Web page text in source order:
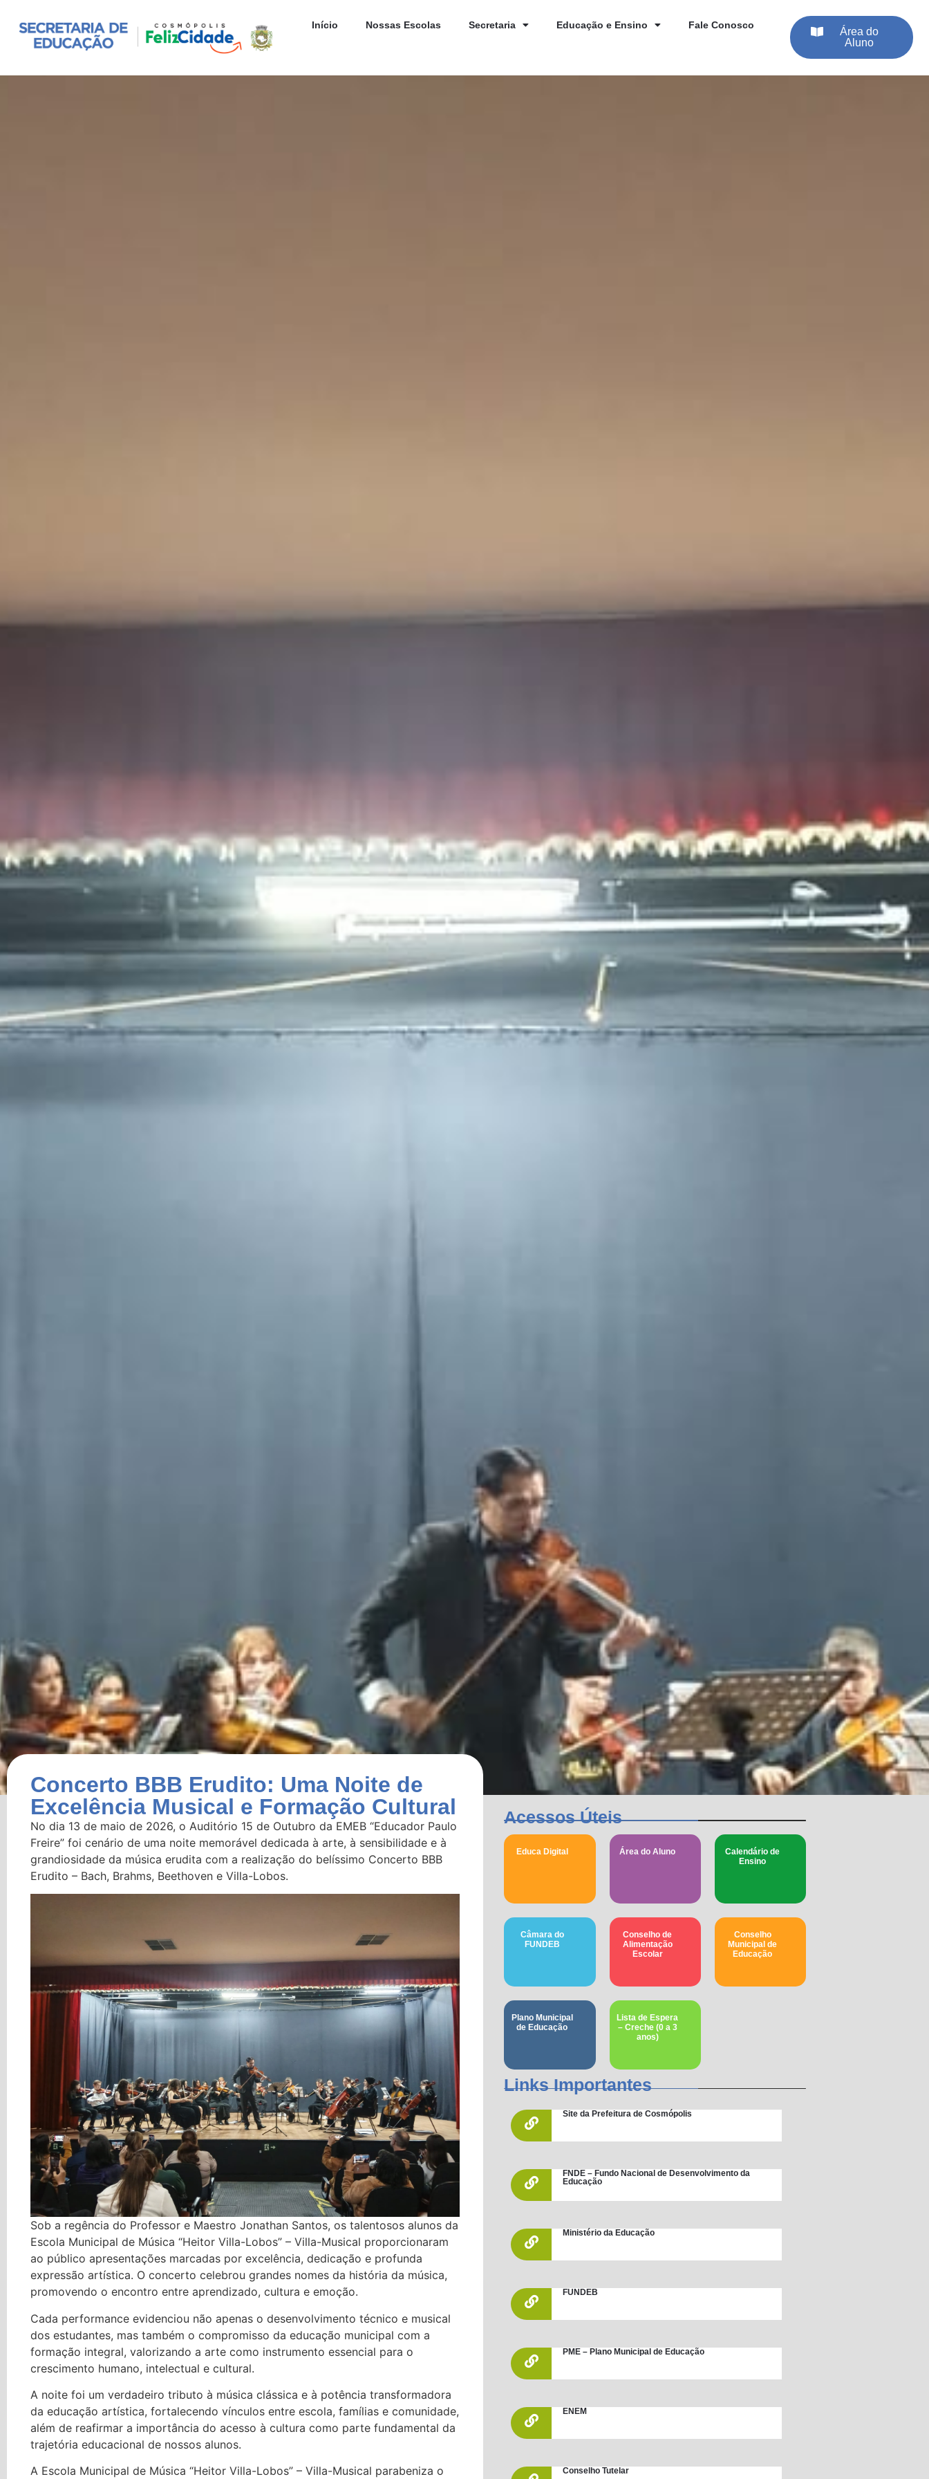
Início Nossas Escolas Secretaria Educação e Ensino Fale Conosco
Área do
Aluno
Concerto BBB Erudito: Uma Noite de
Excelência Musical e Formação Cultural
No dia 13 de maio de 2026, o Auditório 15 de Outubro da EMEB “Educador Paulo
Freire” foi cenário de uma noite memorável dedicada à arte, à sensibilidade e à
grandiosidade da música erudita com a realização do belíssimo Concerto BBB
Erudito – Bach, Brahms, Beethoven e Villa-Lobos.
Sob a regência do Professor e Maestro Jonathan Santos, os talentosos alunos da
Escola Municipal de Música “Heitor Villa-Lobos” – Villa-Musical proporcionaram
ao público apresentações marcadas por excelência, dedicação e profunda
expressão artística. O concerto celebrou grandes nomes da história da música,
promovendo o encontro entre aprendizado, cultura e emoção.
Cada performance evidenciou não apenas o desenvolvimento técnico e musical
dos estudantes, mas também o compromisso da educação municipal com a
formação integral, valorizando a arte como instrumento essencial para o
crescimento humano, intelectual e cultural.
A noite foi um verdadeiro tributo à música clássica e à potência transformadora
da educação artística, fortalecendo vínculos entre escola, famílias e comunidade,
além de reafirmar a importância do acesso à cultura como parte fundamental da
trajetória educacional de nossos alunos.
A Escola Municipal de Música “Heitor Villa-Lobos” – Villa-Musical parabeniza o
Acessos Úteis
Educa Digital Área do Aluno
Calendário de
Ensino
Câmara do
FUNDEB
Conselho de
Alimentação
Escolar
Conselho
Municipal de
Educação​
Plano Municipal
de Educação
Lista de Espera
– Creche (0 a 3
anos)
Links Importantes
Site da Prefeitura de Cosmópolis
FNDE – Fundo Nacional de Desenvolvimento da
Educação
Ministério da Educação
FUNDEB
PME – Plano Municipal de Educação
ENEM
Conselho Tutelar